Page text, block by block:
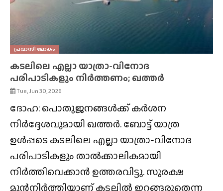
പ്രവാസി ലോകം
കടലിലെ എല്ലാ യാത്രാ-വിനോദ
പരിപാടികളും നിർത്തണം; ഖത്തർ
Tue, Jun 30, 2026
ദോഹ: പൊതുജനങ്ങൾക്ക് കർശന
നിർദ്ദേശവുമായി ഖത്തർ. ബോട്ട് യാത്ര
ഉൾപ്പടെ കടലിലെ എല്ലാ യാത്രാ-വിനോദ
പരിപാടികളും താൽക്കാലികമായി
നിർത്തിവെക്കാൻ ഉത്തരവിട്ടു. സുരക്ഷ
മുൻനിർത്തിയാണ് കടലിൽ ഇറങ്ങരുതെന്ന